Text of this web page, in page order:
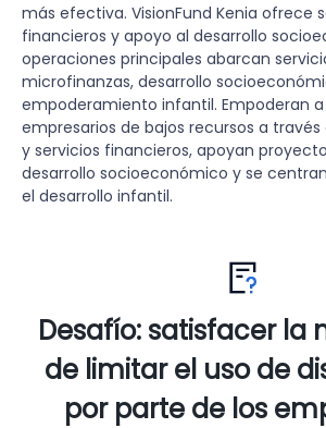
más efectiva. VisionFund Kenia ofrece
financieros y apoyo al desarrollo
operaciones principales abarcan
microfinanzas, desarrollo
empoderamiento infantil. Empoderan
empresarios de bajos recursos a
y servicios financieros, apoyan
desarrollo socioeconómico y se
el desarrollo infantil.
Desafío: satisfacer la
de limitar el uso de
por parte de los